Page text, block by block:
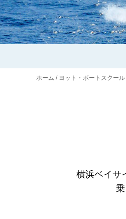
ホーム ヨット・ボートスクール
横浜ベイサ